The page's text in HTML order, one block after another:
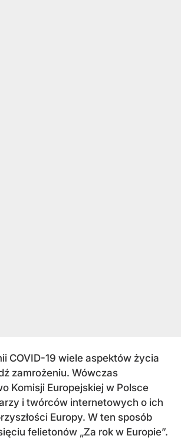
COVID-19 wiele aspektów życia
zamrożeniu. Wówczas
Komisji Europejskiej w Polsce
i twórców internetowych o ich
Europy. W ten sposób
felietonów „Za rok w Europie”.